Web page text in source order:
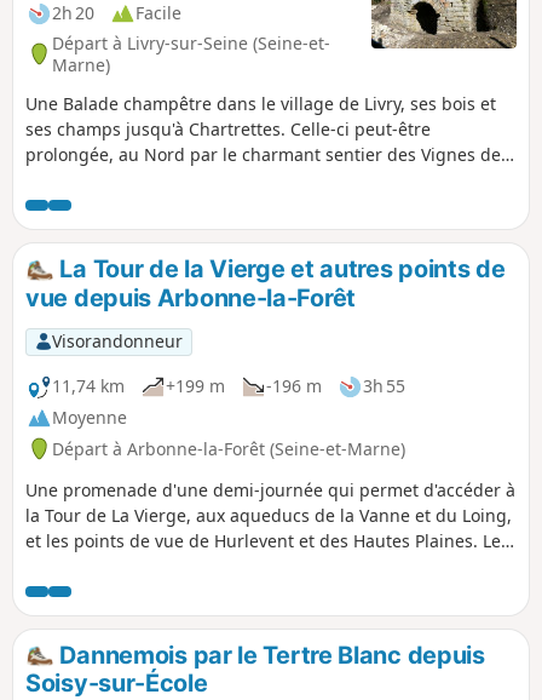
2h 20
Facile
Départ à Livry-sur-Seine (Seine-et-
Marne)
Une Balade champêtre dans le village de Livry, ses bois et
ses champs jusqu'à Chartrettes. Celle-ci peut-être
prolongée, au Nord par le charmant sentier des Vignes de
La Tour de la Vierge et autres points de
vue depuis Arbonne-la-Forêt
Visorandonneur
11,74 km
+199 m -196 m
3h 55
Moyenne
Départ à Arbonne-la-Forêt (Seine-et-Marne)
Une promenade d'une demi-journée qui permet d'accéder à
la Tour de La Vierge, aux aqueducs de la Vanne et du Loing,
et les points de vue de Hurlevent et des Hautes Plaines. Le
rochers et des parcours de liaisons tranquilles pour se
détendre. Attention: comptez 13 km et 300m de dénivelé
positif. C'est assez dynamique pour une randonnée
relativement courte.
Dannemois par le Tertre Blanc depuis
Soisy-sur-École